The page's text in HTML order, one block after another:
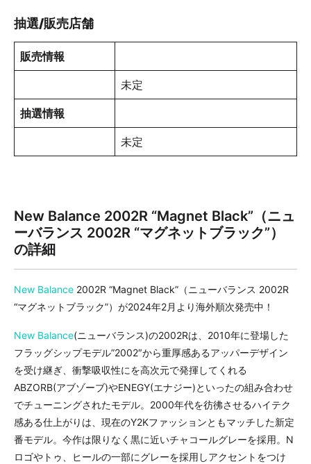
抽選/販売店舗
販売情報
未定
抽選情報
未定
New Balance 2002R “Magnet Black”（ニュ
ーバランス 2002R “マグネットブラック”）
の詳細
New Balance 2002R “Magnet Black”（ニューバランス 2002R
“マグネットブラック”）が2024年2月より海外順次発売中！
New Balance(ニューバランス)の2002Rは、2010年に登場した
フラッグシップモデル”2002″から重厚感あるアッパーデザイン
を受け継ぎ、衝撃吸収性にを高次元で発揮してくれる
ABZORB(アブゾーブ)やENEGY(エナジー)といったの組み合わせ
でチューニングされたモデル。2000年代を彷彿させるハイテク
感ある仕上がりは、現在のY2Kファッションともマッチした新定
番モデル。今作は限りなく黒に近いチャコールグレーを採用。N
ロゴやトゥ、ヒールの一部にグレーを採用しアクセントをつけ